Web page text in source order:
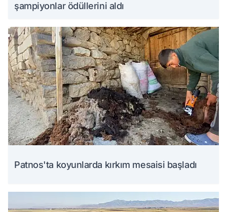
şampiyonlar ödüllerini aldı
Patnos'ta koyunlarda kırkım mesaisi başladı